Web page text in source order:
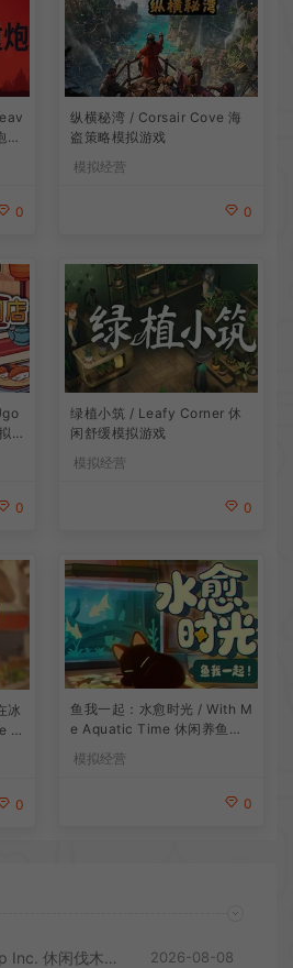
0
纵横秘湾 / Corsair Cove 海
盗策略模拟游戏
模拟经营
0
0
绿植小筑 / Leafy Corner 休
闲舒缓模拟游戏
模拟经营
0
冰
Si
0
鱼我一起：水愈时光 / With M
e Aquatic Time 休闲养鱼游
戏
模拟经营
0
家具公司 / Chop Chop Inc. 休闲伐木建造模拟游戏 2026-08-08